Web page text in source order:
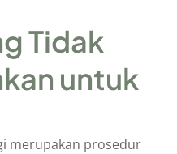
Tidak
untuk
merupakan prosedur